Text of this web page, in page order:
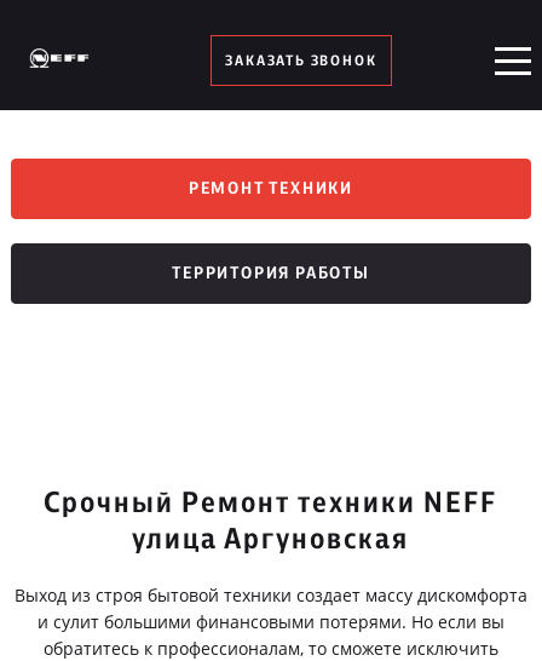
ЗАКАЗАТЬ ЗВОНОК
РЕМОНТ ТЕХНИКИ
ТЕРРИТОРИЯ РАБОТЫ
Срочный Ремонт техники NEFF
улица Аргуновская
Выход из строя бытовой техники создает массу дискомфорта
и сулит большими финансовыми потерями. Но если вы
обратитесь к профессионалам, то сможете исключить